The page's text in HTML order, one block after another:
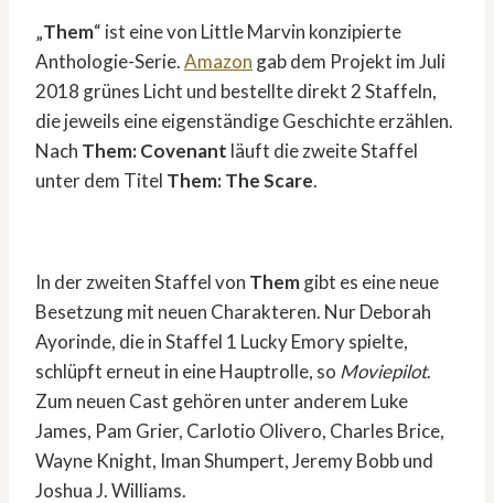
„Them“ ist eine von Little Marvin konzipierte
Anthologie-Serie.Amazon gab dem Projekt im Juli
2018 grünes Licht und bestellte direkt 2 Staffeln,
die jeweils eine eigenständige Geschichte erzählen.
Nach Them: Covenant läuft die zweite Staffel
unter dem Titel Them: The Scare.
In der zweiten Staffel von Themgibt es eine neue
Besetzung mit neuen Charakteren. Nur Deborah
Ayorinde, die in Staffel 1 Lucky Emory spielte,
schlüpft erneut in eine Hauptrolle, so Moviepilot.
Zum neuen Cast gehören unter anderem Luke
James, Pam Grier, Carlotio Olivero, Charles Brice,
Wayne Knight, Iman Shumpert, Jeremy Bobb und
Joshua J. Williams.